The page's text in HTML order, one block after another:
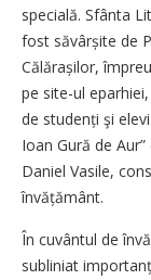
specială. Sfânta
fost săvârșite de
Călărașilor,
pe site-ul
de studenți şi
Ioan Gură de
Daniel Vasile,
învățământ.
În cuvântul de
subliniat